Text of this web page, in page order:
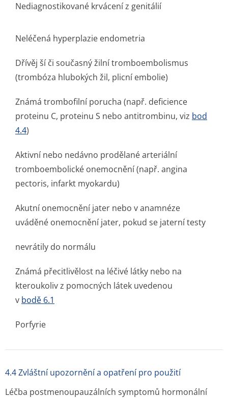
Nediagnostikované krvácení z genitálií
Neléčená hyperplazie endometria
Dřívěj ší či současný žilní tromboembolismus
(trombóza hlubokých žil, plicní embolie)
Známá trombofilní porucha (např. deficience
proteinu C, proteinu S nebo antitrombinu, viz bod
4.4)
Aktivní nebo nedávno prodělané arteriální
tromboembolické onemocnění (např. angina
pectoris, infarkt myokardu)
Akutní onemocnění jater nebo v anamnéze
uváděné onemocnění jater, pokud se jaterní testy
nevrátily do normálu
Známá přecitlivělost na léčivé látky nebo na
kteroukoliv z pomocných látek uvedenou
v bodě 6.1
Porfyrie
4.4 Zvláštní upozornění a opatření pro použití
Léčba postmenoupauzálních symptomů hormonální